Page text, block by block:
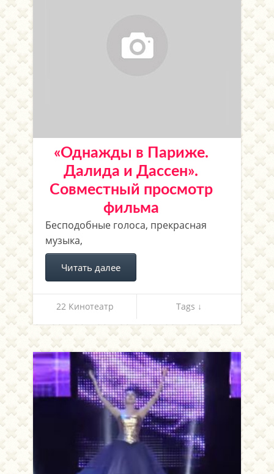
«Однажды в Париже.
Далида и Дассен».
Совместный просмотр
фильма
Бесподобные голоса, прекрасная
музыка,
Читать далее
22 Кинотеатр Tags ↓